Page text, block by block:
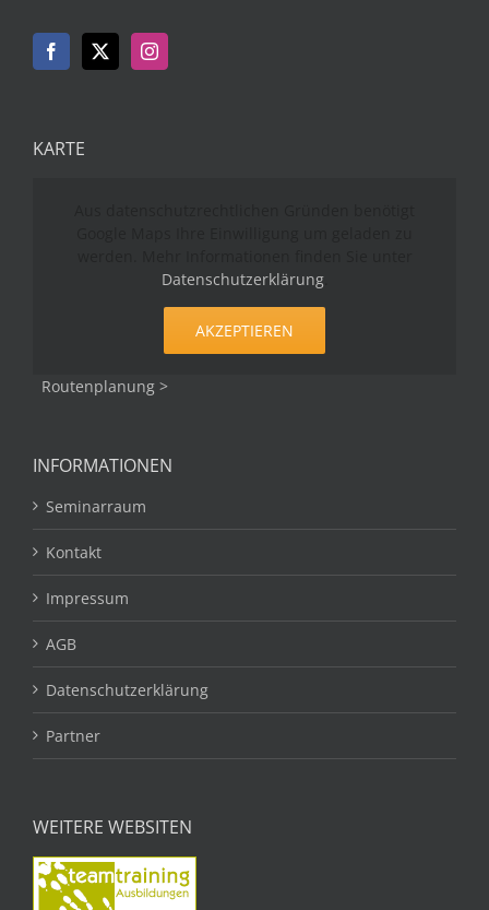
KARTE
Datenschutzerklärung.
AKZEPTIEREN
Routenplanung >
INFORMATIONEN
Seminarraum
Kontakt
Impressum
AGB
Datenschutzerklärung
Partner
WEITERE WEBSITEN